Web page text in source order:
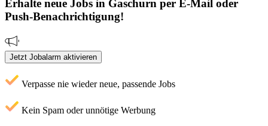
Erhalte neue Jobs in Gaschurn per E-Mail oder
Push-Benachrichtigung!
Jetzt Jobalarm aktivieren
Verpasse nie wieder neue, passende Jobs
Kein Spam oder unnötige Werbung